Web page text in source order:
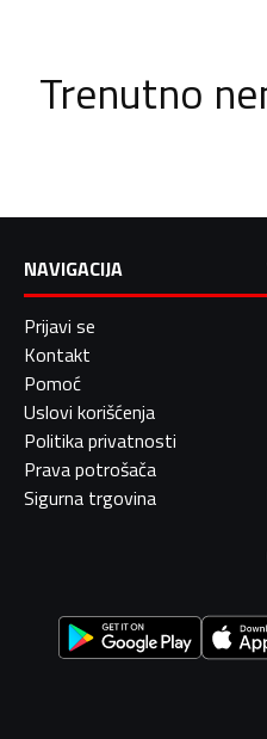
Trenutno
NAVIGACIJA
Prijavi se
Kontakt
Pomoć
Uslovi korišćenja
Politika privatnosti
Prava potrošača
Sigurna trgovina